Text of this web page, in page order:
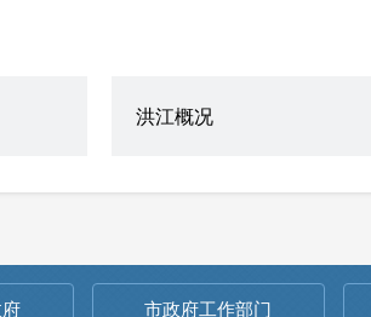
洪江概况
市政府工作部门